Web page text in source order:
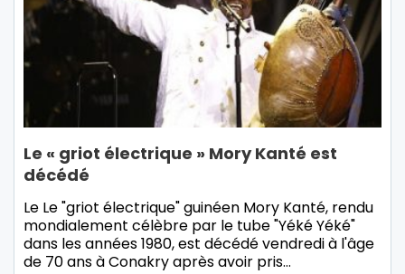
Le « griot électrique » Mory Kanté est
décédé
Le Le "griot électrique" guinéen Mory Kanté, rendu
mondialement célèbre par le tube "Yéké Yéké"
dans les années 1980, est décédé vendredi à l'âge
de 70 ans à Conakry après avoir pris…